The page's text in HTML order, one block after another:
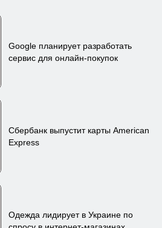
Google планирует разработать
сервис для онлайн-покупок
Сбербанк выпустит карты American
Express
Одежда лидирует в Украине по